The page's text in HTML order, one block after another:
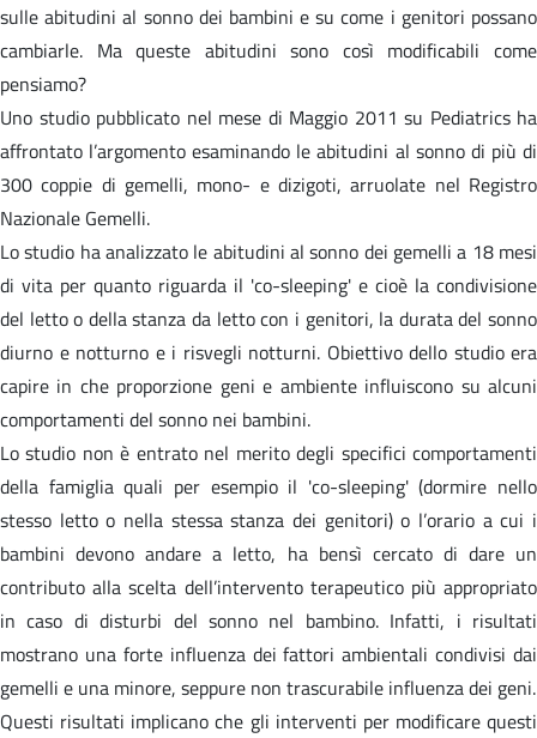
sulle abitudini al sonno dei bambini e su come i genitori possano
cambiarle. Ma queste abitudini sono così modificabili come
pensiamo?
Uno studio pubblicato nel mese di Maggio 2011 su Pediatrics ha
affrontato l’argomento esaminando le abitudini al sonno di più di
300 coppie di gemelli, mono- e dizigoti, arruolate nel Registro
Nazionale Gemelli.
Lo studio ha analizzato le abitudini al sonno dei gemelli a 18 mesi
di vita per quanto riguarda il 'co-sleeping' e cioè la condivisione
del letto o della stanza da letto con i genitori, la durata del sonno
diurno e notturno e i risvegli notturni. Obiettivo dello studio era
capire in che proporzione geni e ambiente influiscono su alcuni
comportamenti del sonno nei bambini.
Lo studio non è entrato nel merito degli specifici comportamenti
della famiglia quali per esempio il 'co-sleeping' (dormire nello
stesso letto o nella stessa stanza dei genitori) o l’orario a cui i
bambini devono andare a letto, ha bensì cercato di dare un
contributo alla scelta dell’intervento terapeutico più appropriato
in caso di disturbi del sonno nel bambino. Infatti, i risultati
mostrano una forte influenza dei fattori ambientali condivisi dai
gemelli e una minore, seppure non trascurabile influenza dei geni.
Questi risultati implicano che gli interventi per modificare questi